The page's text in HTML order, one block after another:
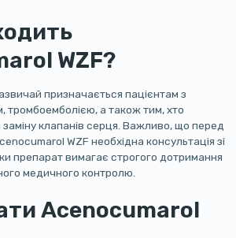
WZF?
призначається пацієнтам з
тромбоемболією, а також тим, хто
заміну клапанів серця. Важливо, що перед
WZF необхідна консультація зі
препарат вимагає строгого дотримання
медичного контролю.
Acenocumarol